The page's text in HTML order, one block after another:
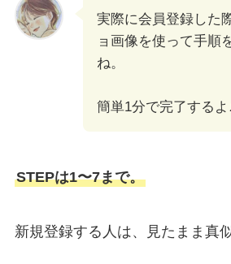
実際に会員登録した
ョ画像を使って手順
ね。
簡単1分で完了するよ
STEPは1〜7まで。
新規登録する人は、見たまま真